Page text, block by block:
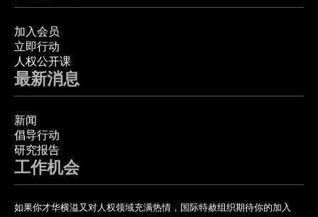
加入会员
立即行动
人权公开课
最新消息
新闻
倡导行动
研究报告
工作机会
如果你才华横溢又对人权领域充满热情，国际特赦组织期待你的加入